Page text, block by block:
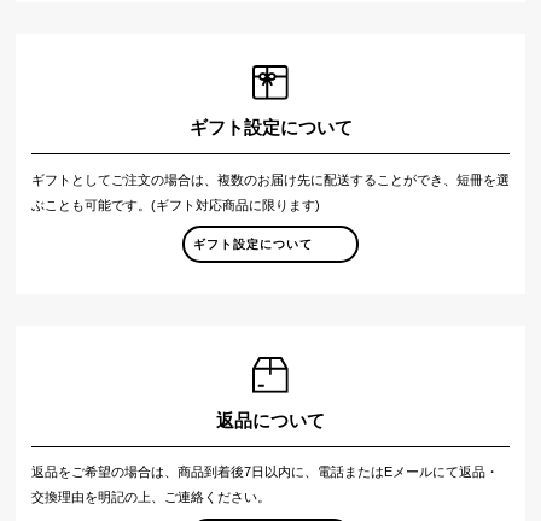
ギフト設定について
ギフトとしてご注文の場合は、複数のお届け先に配送することができ、短冊を選
ぶことも可能です。(ギフト対応商品に限ります)
ギフト設定について
返品について
返品をご希望の場合は、商品到着後7日以内に、電話またはEメールにて返品・
交換理由を明記の上、ご連絡ください。